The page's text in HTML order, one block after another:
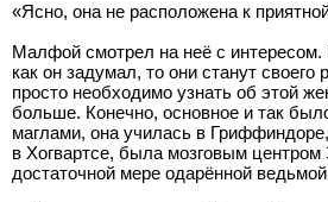
«Ясно, она не расположена к
Малфой смотрел на неё с интересом.
как он задумал, то они станут
просто необходимо узнать об этой
больше. Конечно, основное и так
маглами, она училась в
в Хогвартсе, была мозговым центром
достаточной мере одарённой